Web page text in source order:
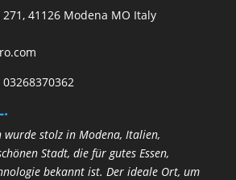
41126 Modena MO Italy
03268370362
wurde stolz in Modena, Italien,
Stadt, die für gutes Essen,
bekannt ist. Der ideale Ort, um